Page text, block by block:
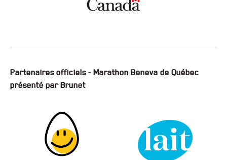
Partenaires officiels - Marathon Beneva de Québec
présenté par Brunet